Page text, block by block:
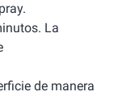
La
de manera